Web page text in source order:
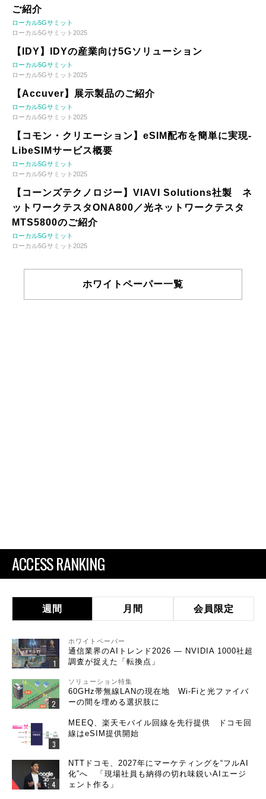
ご紹介
ローカル5Gサミット
ローカル5Gサミット2025
【IDY】IDYの産業向け5Gソリューション
ローカル5Gサミット
ローカル5Gサミット2025
【Accuver】展示製品のご紹介
ローカル5Gサミット
ローカル5Gサミット2025
【コモン・クリエーション】eSIM配布を簡単に実現-
LibeSIMサービス概要
ローカル5Gサミット
ローカル5Gサミット2025
【コーンズテクノロジー】VIAVI Solutions社製 ネ
ットワークテスタONA800／光ネットワークテスタ
MTS5800のご紹介
ローカル5Gサミット
ローカル5Gサミット2025
ホワイトペーパー一覧
ACCESS RANKING
週間 月間 会員限定
ホワイトペーパー
通信業界のAIトレンド2026 ― NVIDIA 1000社超
調査が捉えた「転換点」
ソリューション特集
60GHz帯無線LANの現在地 Wi-Fiと光ファイバ
ーの間を埋める選択肢に
MEEQ、楽天モバイル回線を先行提供 ドコモ回
線はeSIM提供開始
NTTドコモ、2027年にマーケティングを“フルAI
化”へ 「現場社員も納得の切れ味鋭いAIエージ
ェント作る」